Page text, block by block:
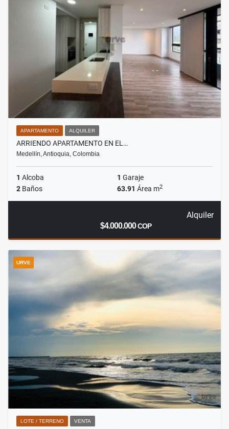
APARTAMENTO ALQUILER
ARRIENDO APARTAMENTO EN EL…
Medellín, Antioquia, Colombia
1 Alcoba 1 Garaje
2 Baños 63.91 Área m2
Alquiler
$4.000.000COP
URVE
LOTE / TERRENO VENTA